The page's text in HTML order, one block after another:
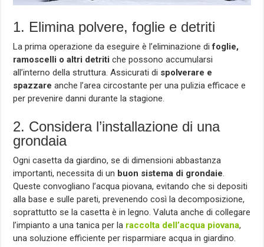
1. Elimina polvere, foglie e detriti
La prima operazione da eseguire è l’eliminazione difoglie,
ramoscelli o altri detriti che possono accumularsi
all’interno della struttura. Assicurati di spolverare e
spazzare anche l’area circostante per una pulizia efficace e
per prevenire danni durante la stagione.
2. Considera l’installazione di una
grondaia
Ogni casetta da giardino, se di dimensioni abbastanza
importanti, necessita di un buon sistema di grondaie.
Queste convogliano l’acqua piovana, evitando che si depositi
alla base e sulle pareti, prevenendo così la decomposizione,
soprattutto se la casetta è in legno. Valuta anche di collegare
l’impianto a una tanica per la raccolta dell’acqua piovana,
una soluzione efficiente per risparmiare acqua in giardino.